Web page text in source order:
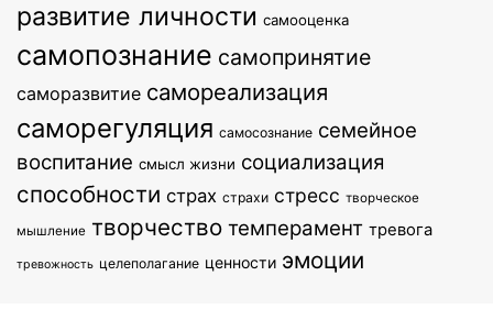
развитие личности самооценка
самопознание самопринятие
саморазвитие самореализация
саморегуляция самосознание семейное
воспитание смысл жизни социализация
способности страх страхи стресс творческое
мышление творчество темперамент тревога
тревожность целеполагание ценности эмоции